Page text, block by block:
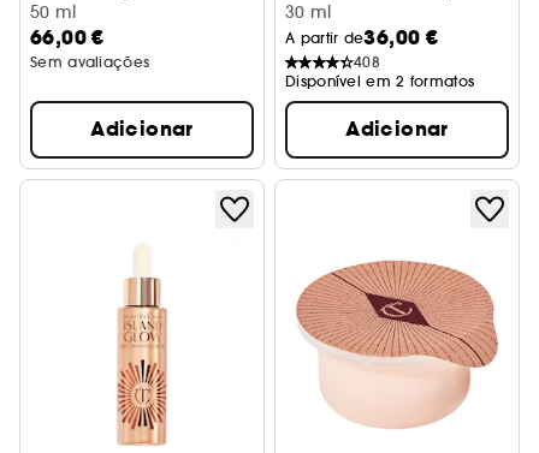
Máscara de Rosto
50 ml
66,00 €
Sem avaliações
Adicionar
Serum
Sérum anti-manchas
30 ml
A partir de36,00 €
408
Disponível em 2 formatos
Adicionar